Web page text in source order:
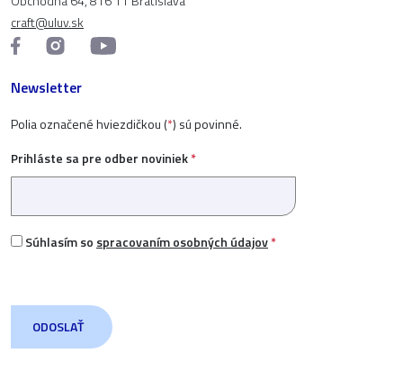
craft@uluv.sk
Newsletter
Polia označené hviezdičkou (*) sú povinné.
Prihláste sa pre odber noviniek*
Súhlasím so spracovaním osobných údajov*